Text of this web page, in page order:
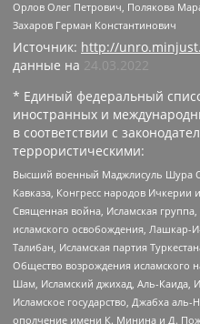
Орлов Олег Петрович, Полякова
Захаров Герман Константинович
Источник: http://
данные на 24.03.2022
* Единый федеральный
иностранных и
в соответствии с
террористическими:
Высший военный Маджлисуль Шура
Кавказа, Конгресс народов Ичкерии
Священная война, Исламская
исламского освобождения, Лашкар-
Талибан, Исламская партия
Общество возрождения исламского
Шам, Исламский джихад, Аль-Каида,
Исламское государство, Джабха
ополчение имени К. Минина и Д.